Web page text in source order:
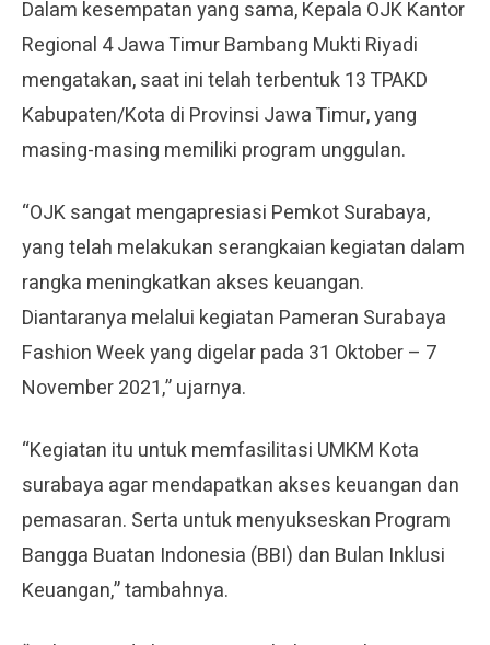
Dalam kesempatan yang sama, Kepala OJK Kantor
Regional 4 Jawa Timur Bambang Mukti Riyadi
mengatakan, saat ini telah terbentuk 13 TPAKD
Kabupaten/Kota di Provinsi Jawa Timur, yang
masing-masing memiliki program unggulan.
“OJK sangat mengapresiasi Pemkot Surabaya,
yang telah melakukan serangkaian kegiatan dalam
rangka meningkatkan akses keuangan.
Diantaranya melalui kegiatan Pameran Surabaya
Fashion Week yang digelar pada 31 Oktober – 7
November 2021,” ujarnya.
“Kegiatan itu untuk memfasilitasi UMKM Kota
surabaya agar mendapatkan akses keuangan dan
pemasaran. Serta untuk menyukseskan Program
Bangga Buatan Indonesia (BBI) dan Bulan Inklusi
Keuangan,” tambahnya.